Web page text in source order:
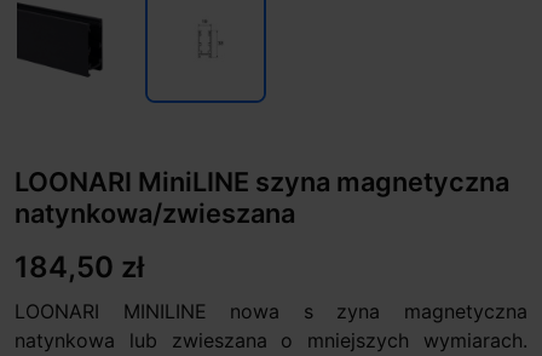
LOONARI MiniLINE szyna magnetyczna
natynkowa/zwieszana
184,50 zł
LOONARI MINILINE nowa s zyna magnetyczna
natynkowa lub zwieszana o mniejszych wymiarach.